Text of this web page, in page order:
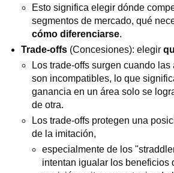
Esto significa elegir dónde
segmentos de mercado, qué
cómo diferenciarse.
Trade-offs (Concesiones): elegir
Los trade-offs surgen cuando
son incompatibles, lo que
ganancia en un área solo se
de otra.
Los trade-offs protegen una
de la imitación,
especialmente de los
intentan igualar los beneficios